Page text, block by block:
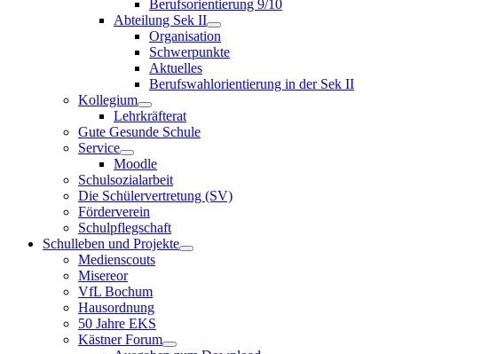
Berufsorientierung 9/10
Abteilung Sek II
Organisation
Schwerpunkte
Aktuelles
Berufswahlorientierung in der Sek II
Kollegium
Lehrkräfterat
Gute Gesunde Schule
Service
Moodle
Schulsozialarbeit
Die Schülervertretung (SV)
Förderverein
Schulpflegschaft
Schulleben und Projekte
Medienscouts
Misereor
VfL Bochum
Hausordnung
50 Jahre EKS
Kästner Forum